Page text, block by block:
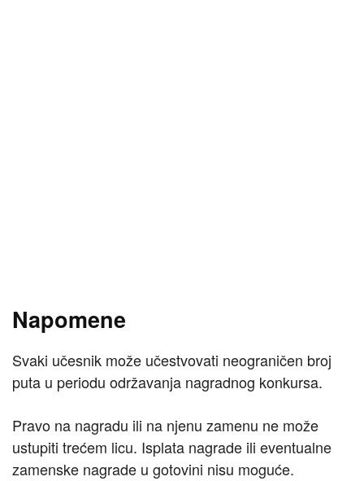
Napomene
Svaki učesnik može učestvovati neograničen broj
puta u periodu održavanja nagradnog konkursa.
Pravo na nagradu ili na njenu zamenu ne može
ustupiti trećem licu. Isplata nagrade ili eventualne
zamenske nagrade u gotovini nisu moguće.